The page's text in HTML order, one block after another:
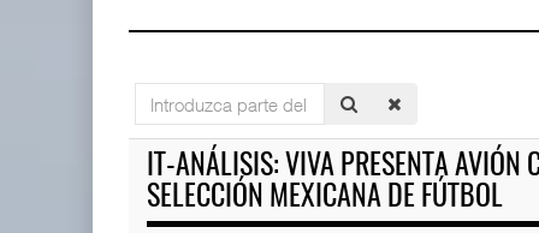
Introduzca
parte
del
títuloIT-ANÁLISIS: VIVA PRESENTA AVIÓN
SELECCIÓN MEXICANA DE FÚTBOL
EE.UU. plantea nuevas
restricciones para trip ...
05 AGO 2026
06 AGO 2026
IT-ANÁLISIS: Volaris abrirá
06 AGO 2026